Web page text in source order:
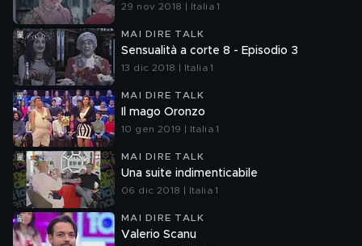
29 nov 2018 | Italia 1
MAI DIRE TALK
Sensualità a corte 8 - Episodio 3
13 dic 2018 | Italia 1
MAI DIRE TALK
Il mago Oronzo
10 gen 2019 | Italia 1
MAI DIRE TALK
Una suite indimenticabile
06 dic 2018 | Italia 1
MAI DIRE TALK
Valerio Scanu